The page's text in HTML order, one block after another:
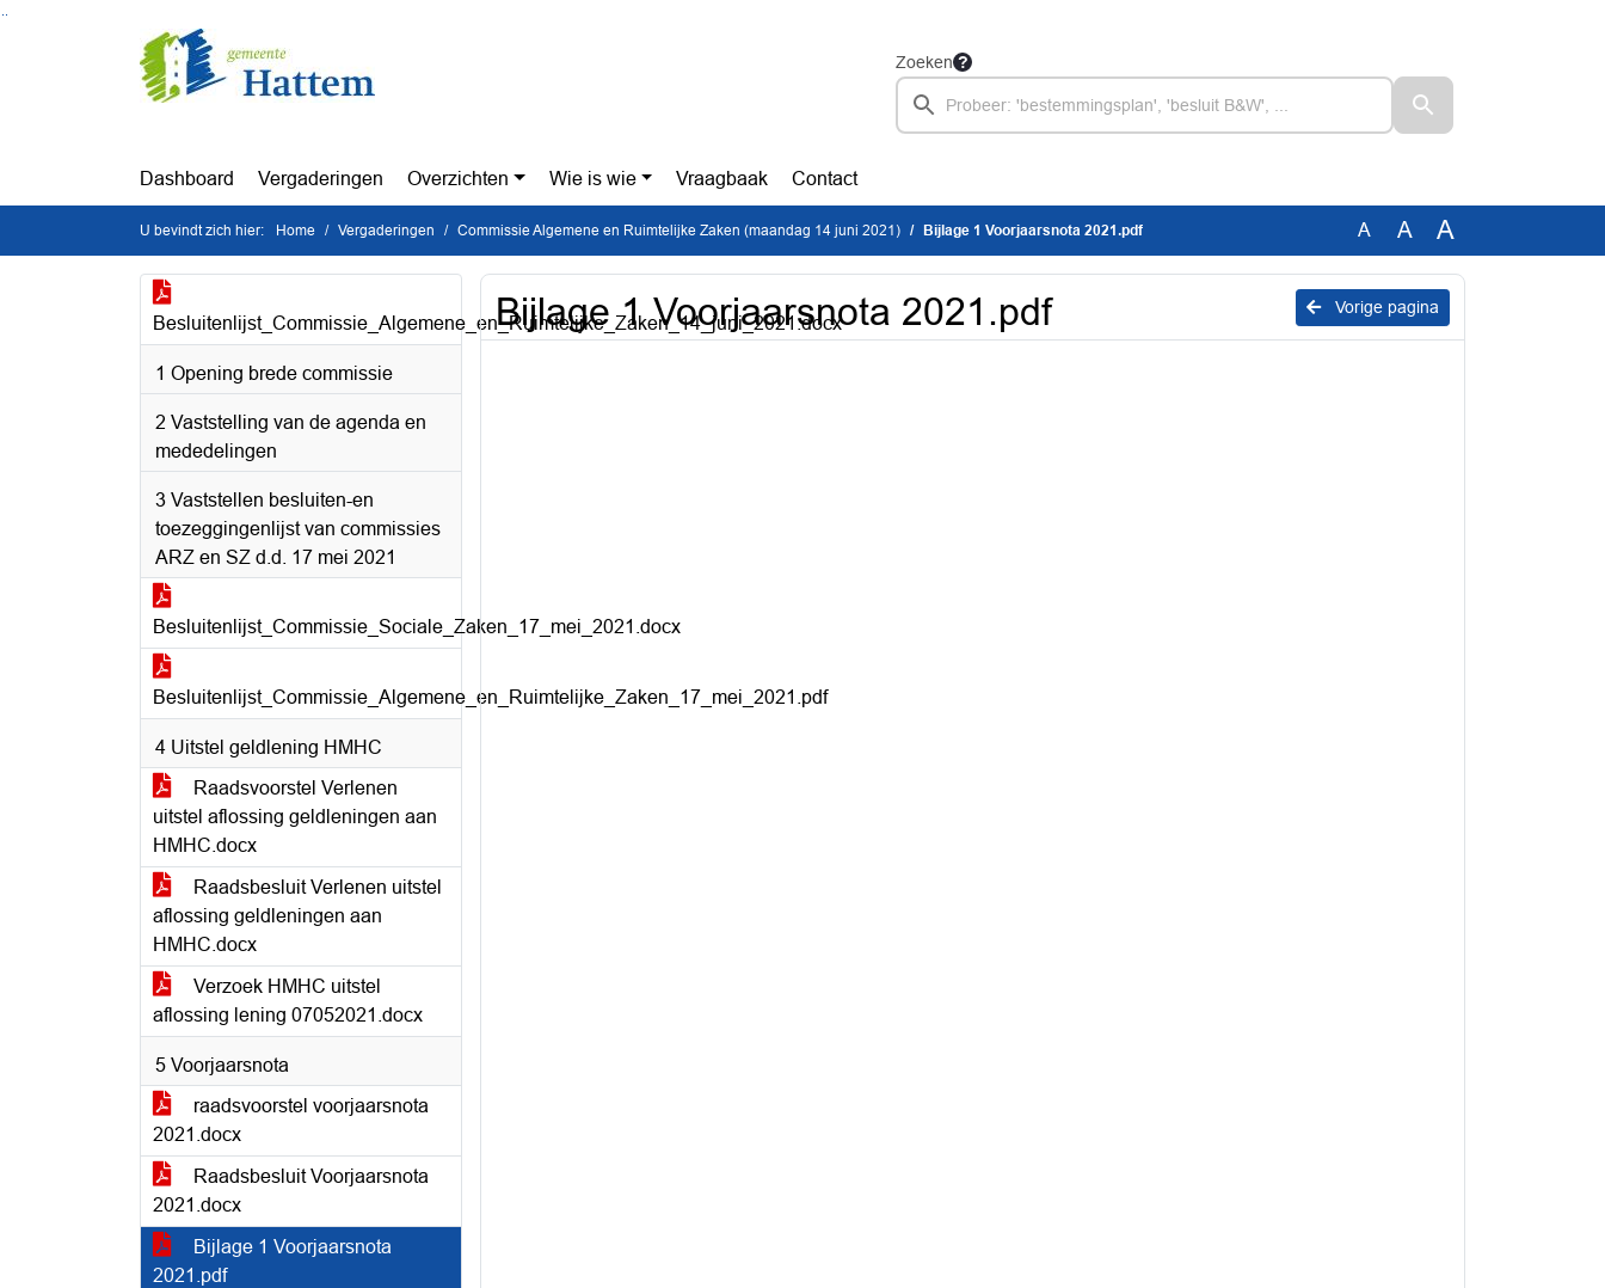
Ga naar de inhoud van deze pagina
Ga naar het zoeken
Zoeken
Dashboard Vergaderingen Overzichten Wie is wie Vraagbaak Contact
U bevindt zich hier: Home Vergaderingen Commissie Algemene en Ruimtelijke Zaken (maandag 14 juni 2021) Bijlage 1 Voorjaarsnota 2021.pdf A A A
Besluitenlijst_Commissie_Algemene_en_Ruimtelijke_Zaken_14_juni_2021.docx
1 Opening brede commissie
2 Vaststelling van de agenda en
mededelingen
3 Vaststellen besluiten-en
toezeggingenlijst van commissies
ARZ en SZ d.d. 17 mei 2021
Besluitenlijst_Commissie_Sociale_Zaken_17_mei_2021.docx
Besluitenlijst_Commissie_Algemene_en_Ruimtelijke_Zaken_17_mei_2021.pdf
4 Uitstel geldlening HMHC
Raadsvoorstel Verlenen
uitstel aflossing geldleningen aan
HMHC.docx
Raadsbesluit Verlenen uitstel
aflossing geldleningen aan
HMHC.docx
Verzoek HMHC uitstel
aflossing lening 07052021.docx
5 Voorjaarsnota
raadsvoorstel voorjaarsnota
2021.docx
Raadsbesluit Voorjaarsnota
2021.docx
Bijlage 1 Voorjaarsnota
2021.pdf
Vorige pagina
Bijlage 1 Voorjaarsnota 2021.pdf